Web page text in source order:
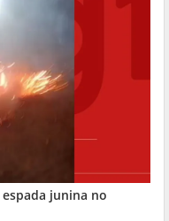
junina no